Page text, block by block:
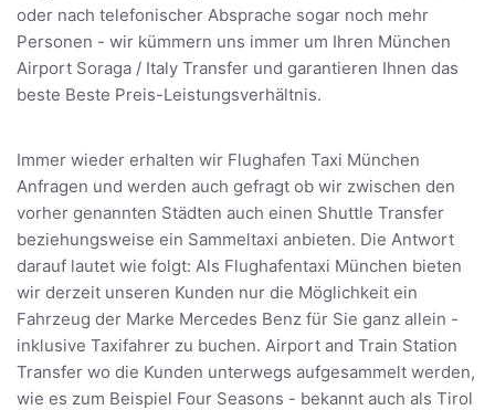
oder nach telefonischer Absprache sogar noch mehr
Personen - wir kümmern uns immer um Ihren München
Airport Soraga / Italy Transfer und garantieren Ihnen das
beste Beste Preis-Leistungsverhältnis.
Immer wieder erhalten wir Flughafen Taxi München
Anfragen und werden auch gefragt ob wir zwischen den
vorher genannten Städten auch einen Shuttle Transfer
beziehungsweise ein Sammeltaxi anbieten. Die Antwort
darauf lautet wie folgt: Als Flughafentaxi München bieten
wir derzeit unseren Kunden nur die Möglichkeit ein
Fahrzeug der Marke Mercedes Benz für Sie ganz allein -
inklusive Taxifahrer zu buchen. Airport and Train Station
Transfer wo die Kunden unterwegs aufgesammelt werden,
wie es zum Beispiel Four Seasons - bekannt auch als Tirol